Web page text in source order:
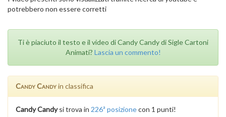
potrebbero non essere corretti
Ti è piaciuto il testo e il video di Candy Candy di Sigle Cartoni
Animati? Lascia un commento!
Candy Candyin classifica
Candy Candysi trova in 226ª posizionecon 1 punti!